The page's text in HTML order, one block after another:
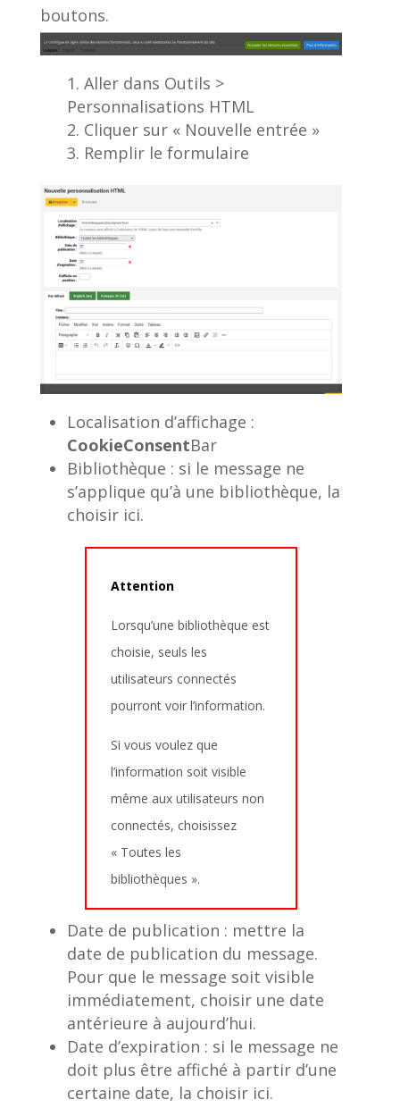
boutons.
Aller dans Outils >
Personnalisations HTML
Cliquer sur « Nouvelle entrée »
Remplir le formulaire
Localisation d’affichage :
CookieConsentBar
Bibliothèque : si le message ne
s’applique qu’à une bibliothèque, la
choisir ici.
Attention
Lorsqu’une bibliothèque est
choisie, seuls les
utilisateurs connectés
pourront voir l’information.
Si vous voulez que
l’information soit visible
même aux utilisateurs non
connectés, choisissez
« Toutes les
bibliothèques ».
Date de publication : mettre la
date de publication du message.
Pour que le message soit visible
immédiatement, choisir une date
antérieure à aujourd’hui.
Date d’expiration : si le message ne
doit plus être affiché à partir d’une
certaine date, la choisir ici.